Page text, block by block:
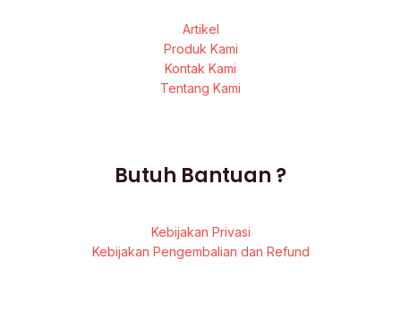
Artikel
Produk Kami
Kontak Kami
Tentang Kami
Butuh Bantuan ?
Kebijakan Privasi
Kebijakan Pengembalian dan Refund